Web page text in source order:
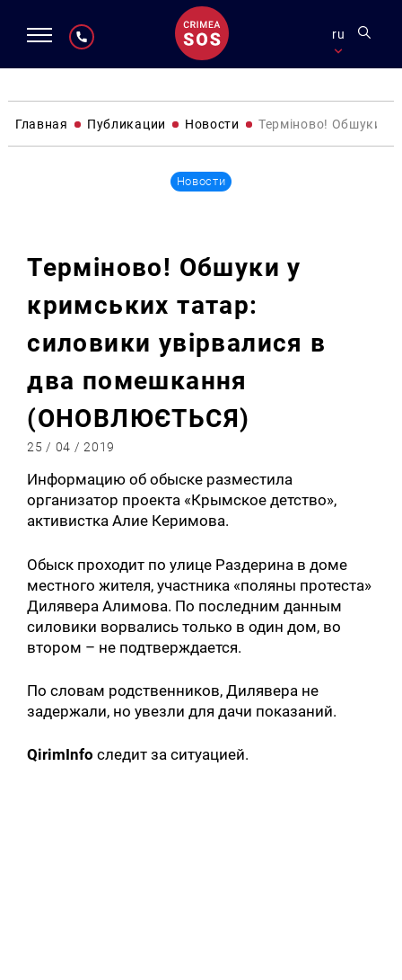
ru
Главная Публикации Новости Терміново! Обшуки у
Новости
Терміново! Обшуки у
кримських татар:
силовики увірвалися в
два помешкання
(ОНОВЛЮЄТЬСЯ)
25 / 04 / 2019
Информацию об обыске разместила
организатор проекта «Крымское детство»,
активистка Алие Керимова.
Обыск проходит по улице Раздерина в доме
местного жителя, участника «поляны протеста»
​Дилявера Алимова. По последним данным
силовики ворвались только в один дом, во
втором – не подтверждается.
По словам родственников, Дилявера не
задержали, но увезли для дачи показаний.
QirimInfoследит за ситуацией.